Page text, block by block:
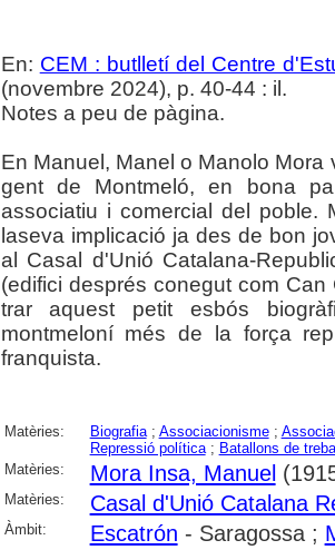
En: CEM : butlletí del Centre
(novembre 2024), p. 40-44 : il.
Notes a peu de pàgina.
En Manuel, Manel o Manolo
gent de Montmeló, en bona
associatiu i comercial del poble.
laseva implicació ja des de bon
al Casal d'Unió Catalana-
(edifici després conegut com
trar aquest petit esbós
montmeloní més de la força
franquista.
Matèries: Biografia; Associacionisme;
Repressió política; Batallons de
Matèries:
Mora Insa, Manuel
Matèries: Casal d'Unió Catalana
Àmbit: Escatrón - Saragossa ;